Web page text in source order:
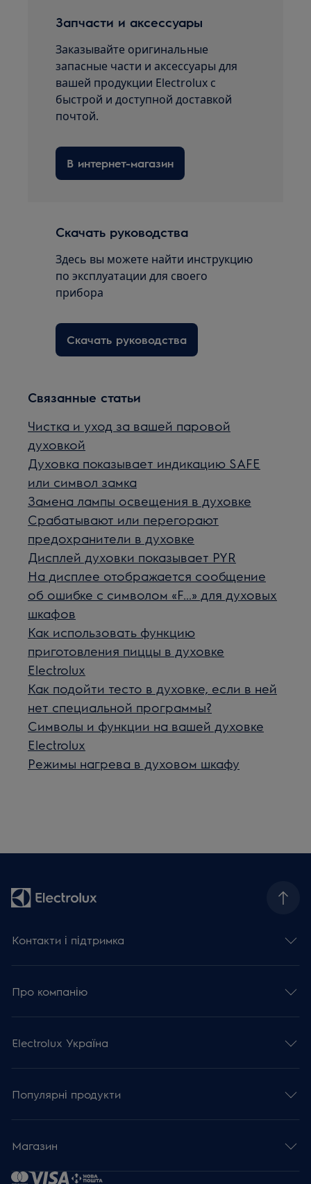
Запчасти и аксессуары
Заказывайте оригинальные
запасные части и аксессуары для
вашей продукции Electrolux с
быстрой и доступной доставкой
почтой.
В интернет-магазин
Скачать руководства
Здесь вы можете найти инструкцию
по эксплуатации для своего
прибора
Скачать руководства
Связанные статьи
Чистка и уход за вашей паровой
духовкой
Духовка показывает индикацию SAFE
или символ замка
Замена лампы освещения в духовке
Срабатывают или перегорают
предохранители в духовке
Дисплей духовки показывает PYR
На дисплее отображается сообщение
об ошибке с символом «F...» для духовых
шкафов
Как использовать функцию
приготовления пиццы в духовке
Electrolux
Как подойти тесто в духовке, если в ней
нет специальной программы?
Символы и функции на вашей духовке
Electrolux
Режимы нагрева в духовом шкафу
Контакти і підтримка
Про компанію
Electrolux Україна
Популярні продукти
Магазин